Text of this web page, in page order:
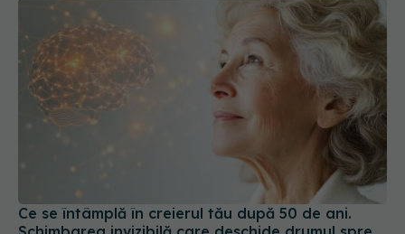
Ce se întâmplă în creierul tău după 50 de ani.
Schimbarea invizibilă care deschide drumul spre
Alzheimer
04 aug 2026, 07:44